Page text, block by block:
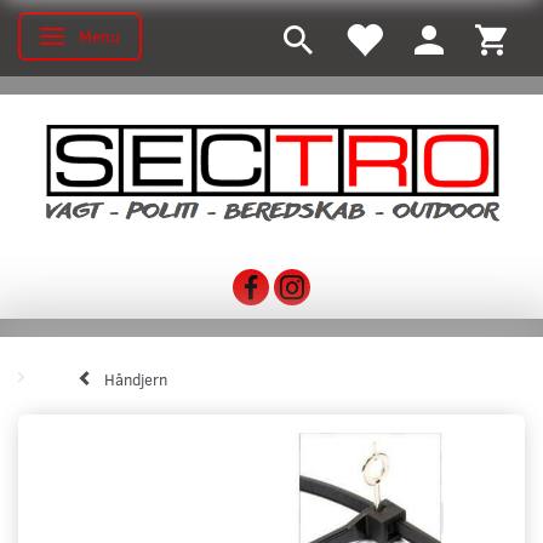
Toggle navigation
Menu
Håndjern